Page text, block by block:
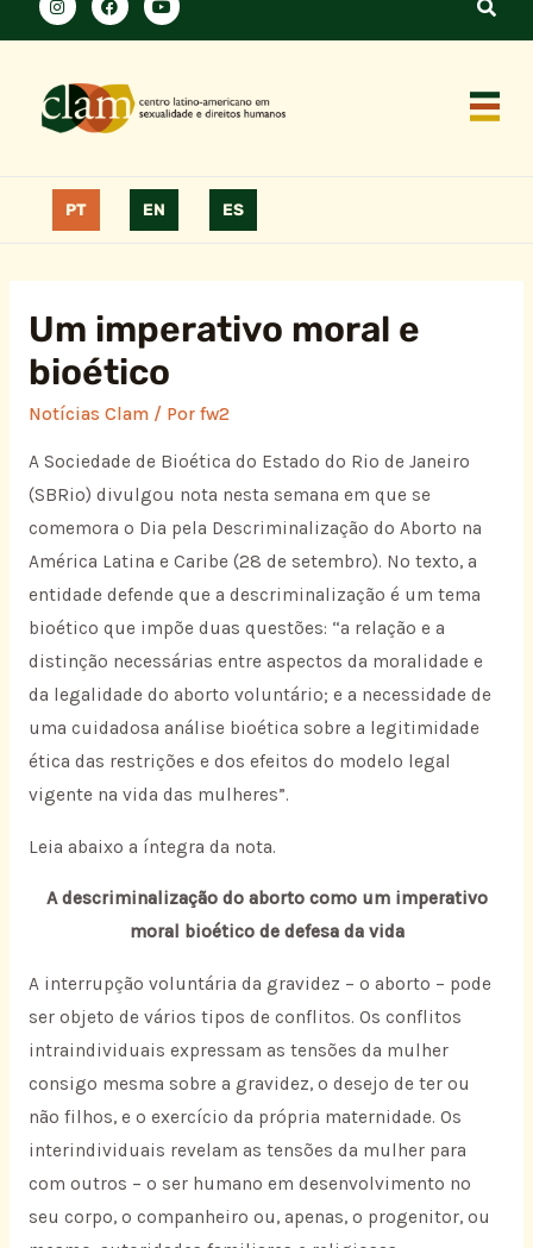
PT EN ES
Um imperativo moral e
bioético
Notícias Clam/ Por fw2
A Sociedade de Bioética do Estado do Rio de Janeiro
(SBRio) divulgou nota nesta semana em que se
comemora o Dia pela Descriminalização do Aborto na
América Latina e Caribe (28 de setembro). No texto, a
entidade defende que a descriminalização é um tema
bioético que impõe duas questões: “a relação e a
distinção necessárias entre aspectos da moralidade e
da legalidade do aborto voluntário; e a necessidade de
uma cuidadosa análise bioética sobre a legitimidade
ética das restrições e dos efeitos do modelo legal
vigente na vida das mulheres”.
Leia abaixo a íntegra da nota.
A descriminalização do aborto como um imperativo
moral bioético de defesa da vida
A interrupção voluntária da gravidez – o aborto – pode
ser objeto de vários tipos de conflitos. Os conflitos
intraindividuais expressam as tensões da mulher
consigo mesma sobre a gravidez, o desejo de ter ou
não filhos, e o exercício da própria maternidade. Os
interindividuais revelam as tensões da mulher para
com outros – o ser humano em desenvolvimento no
seu corpo, o companheiro ou, apenas, o progenitor, ou